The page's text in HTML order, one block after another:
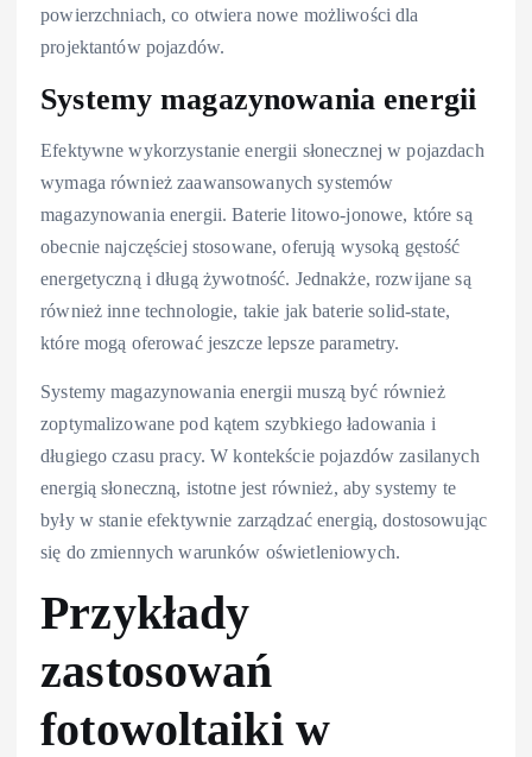
powierzchniach, co otwiera nowe możliwości dla
projektantów pojazdów.
Systemy magazynowania energii
Efektywne wykorzystanie energii słonecznej w pojazdach
wymaga również zaawansowanych systemów
magazynowania energii. Baterie litowo-jonowe, które są
obecnie najczęściej stosowane, oferują wysoką gęstość
energetyczną i długą żywotność. Jednakże, rozwijane są
również inne technologie, takie jak baterie solid-state,
które mogą oferować jeszcze lepsze parametry.
Systemy magazynowania energii muszą być również
zoptymalizowane pod kątem szybkiego ładowania i
długiego czasu pracy. W kontekście pojazdów zasilanych
energią słoneczną, istotne jest również, aby systemy te
były w stanie efektywnie zarządzać energią, dostosowując
się do zmiennych warunków oświetleniowych.
Przykłady
zastosowań
fotowoltaiki w